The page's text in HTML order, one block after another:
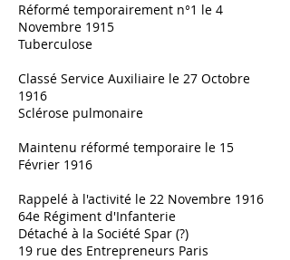
Réformé temporairement n°1 le 4
Novembre 1915
Tuberculose
Classé Service Auxiliaire le 27 Octobre
1916
Sclérose pulmonaire
Maintenu réformé temporaire le 15
Février 1916
Rappelé à l'activité le 22 Novembre 1916
64e Régiment d'Infanterie
Détaché à la Société Spar (?)
19 rue des Entrepreneurs Paris